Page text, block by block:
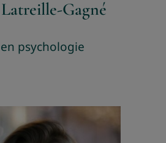
Gagné
psychologie